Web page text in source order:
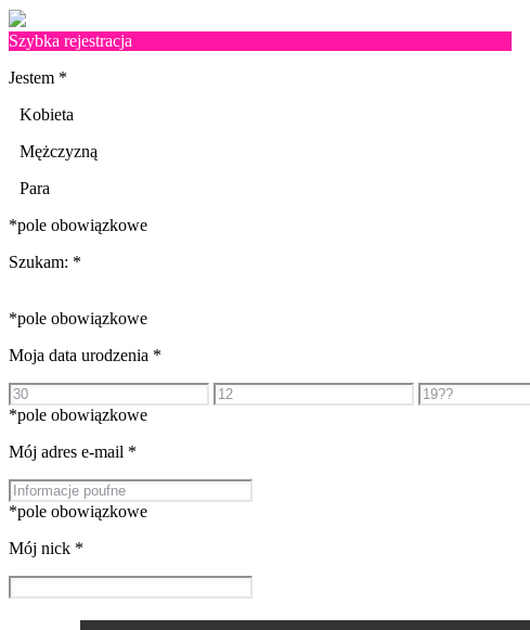
Szybka rejestracja
Jestem *
Kobieta
Mężczyzną
Para
*pole obowiązkowe
Szukam: *
*pole obowiązkowe
Moja data urodzenia *
*pole obowiązkowe
Mój adres e-mail *
*pole obowiązkowe
Mój nick *